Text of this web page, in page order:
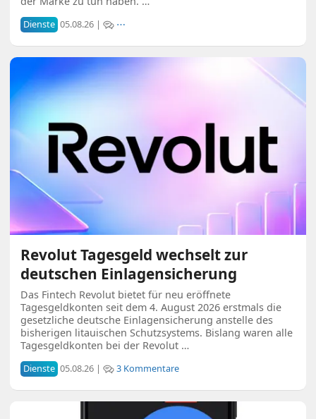
Dienste 05.08.26 | ⋯
Revolut Tagesgeld wechselt zur
deutschen Einlagensicherung
Das Fintech Revolut bietet für neu eröffnete
Tagesgeldkonten seit dem 4. August 2026 erstmals die
gesetzliche deutsche Einlagensicherung anstelle des
bisherigen litauischen Schutzsystems. Bislang waren alle
Tagesgeldkonten bei der Revolut …
Dienste 05.08.26 | 3 Kommentare